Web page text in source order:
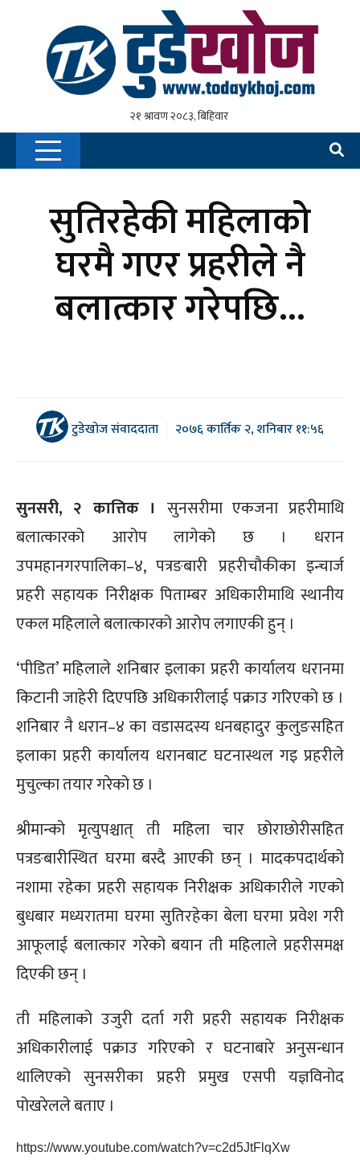
सुतिरहेकी महिलाको
घरमै गएर प्रहरीले नै
बलात्कार गरेपछि…
टुडेखोज संवाददाता २०७६ कार्तिक २, शनिबार ११:५६
सुनसरी, २ कात्तिक । सुनसरीमा एकजना प्रहरीमाथि
बलात्कारको आरोप लागेको छ । धरान
उपमहानगरपालिका–४, पत्रङबारी प्रहरीचौकीका इन्चार्ज
प्रहरी सहायक निरीक्षक पिताम्बर अधिकारीमाथि स्थानीय
एकल महिलाले बलात्कारको आरोप लगाएकी हुन् ।
‘पीडित’ महिलाले शनिबार इलाका प्रहरी कार्यालय धरानमा
किटानी जाहेरी दिएपछि अधिकारीलाई पक्राउ गरिएको छ ।
शनिबार नै धरान–४ का वडासदस्य धनबहादुर कुलुङसहित
इलाका प्रहरी कार्यालय धरानबाट घटनास्थल गइ प्रहरीले
मुचुल्का तयार गरेको छ ।
श्रीमान्को मृत्युपश्चात् ती महिला चार छोराछोरीसहित
पत्रङबारीस्थित घरमा बस्दै आएकी छन् । मादकपदार्थको
नशामा रहेका प्रहरी सहायक निरीक्षक अधिकारीले गएको
बुधबार मध्यरातमा घरमा सुतिरहेका बेला घरमा प्रवेश गरी
आफूलाई बलात्कार गरेको बयान ती महिलाले प्रहरीसमक्ष
दिएकी छन् ।
ती महिलाको उजुरी दर्ता गरी प्रहरी सहायक निरीक्षक
अधिकारीलाई पक्राउ गरिएको र घटनाबारे अनुसन्धान
थालिएको सुनसरीका प्रहरी प्रमुख एसपी यज्ञविनोद
पोखरेलले बताए ।
https://www.youtube.com/watch?v=c2d5JtFlqXw